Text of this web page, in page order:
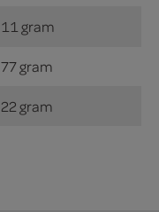
11 gram
77 gram
22 gram